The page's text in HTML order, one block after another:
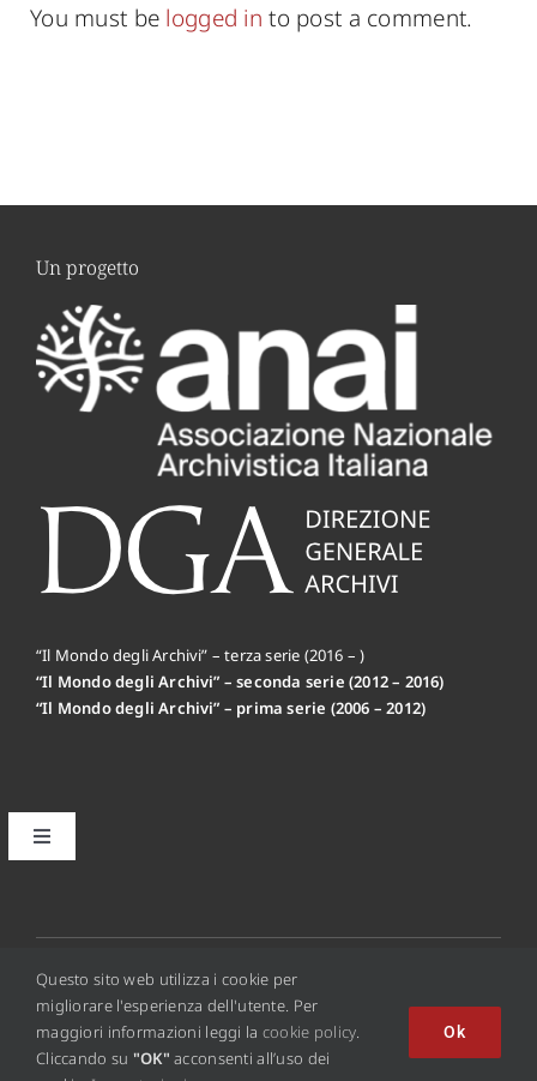
You must be logged in to post a comment.
Un progetto
“Il Mondo degli Archivi” – terza serie (2016 – )
“Il Mondo degli Archivi” – seconda serie (2012 – 2016)
“Il Mondo degli Archivi” – prima serie (2006 – 2012)
Toggle
Disclaimer
Privacy Policy
© 2012 - 2026 • Copyright © 2016 Il Mondo Degli Archivi
Online - ISSN 2284-0494
Questo sito web utilizza i cookie per
migliorare l'esperienza dell'utente. Per
maggiori informazioni leggi la cookie policy.
Cliccando su "OK" acconsenti all’uso dei
Ok